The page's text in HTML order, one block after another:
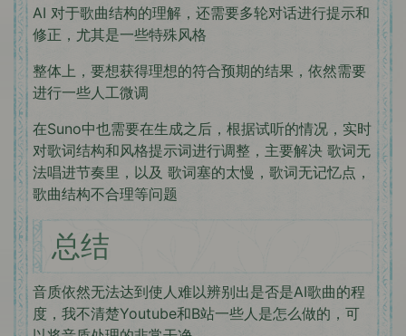
AI 对于歌曲结构的理解，还需要多轮对话进行提示和
修正，尤其是一些特殊风格
整体上，要想获得理想的符合预期的结果，依然需要
进行一些人工微调
在Suno中也需要在生成之后，根据试听的情况，实时
对歌词结构和风格提示词进行调整，主要解决 歌词无
法唱进节奏里，以及 歌词塞的太慢，歌词无记忆点，
歌曲结构不合理等问题
总结
音质依然无法达到使人难以辨别出是否是AI歌曲的程
度，我不清楚Youtube和B站一些人是怎么做的，可